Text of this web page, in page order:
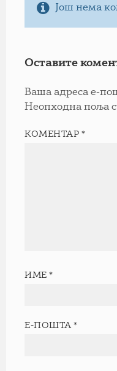
Још нема
Оставите
Ваша адреса е-
Неопходна поља
КОМЕНТАР*
ИМЕ*
Е-ПОШТА*